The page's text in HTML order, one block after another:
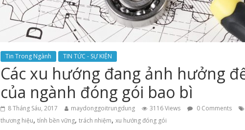
Tin Trong Ngành TIN TỨC - SỰ KIỆN
Các xu hướng đang ảnh hưởng
của ngành đóng gói bao bì
8 Tháng Sáu, 2017 maydonggoitrungdung 3116 Views 0 Comments
thương hiệu, tính bền vững, trách nhiệm, xu hướng đóng gói